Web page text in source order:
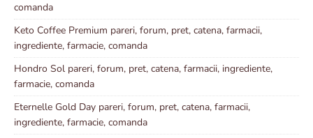
comanda
Keto Coffee Premium pareri, forum, pret, catena, farmacii,
ingrediente, farmacie, comanda
Hondro Sol pareri, forum, pret, catena, farmacii, ingrediente,
farmacie, comanda
Eternelle Gold Day pareri, forum, pret, catena, farmacii,
ingrediente, farmacie, comanda